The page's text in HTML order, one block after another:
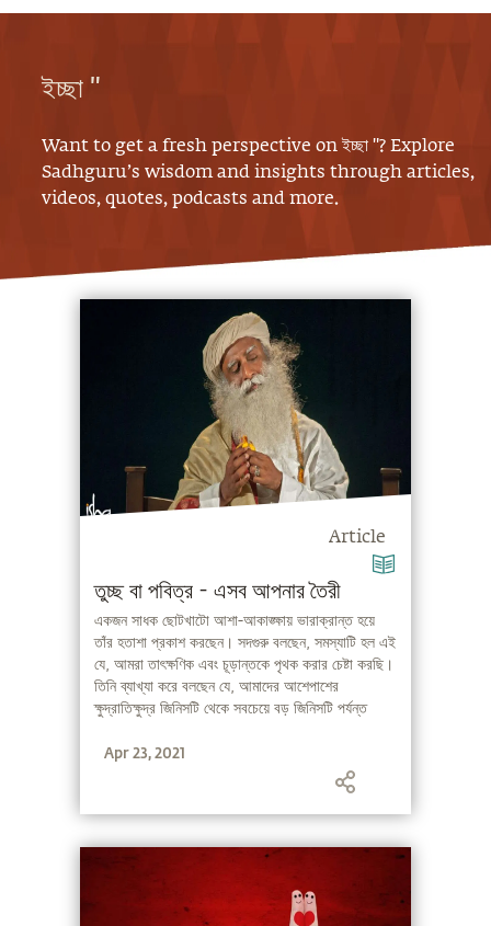
ইচ্ছা "
Want to get a fresh perspective onইচ্ছা "? Explore
Sadhguru’s wisdom and insights through articles,
videos, quotes, podcasts and more.
Article
তুচ্ছ বা পবিত্র - এসব আপনার তৈরী
একজন সাধক ছোটখাটো আশা-আকাঙ্ক্ষায় ভারাক্রান্ত হয়ে
তাঁর হতাশা প্রকাশ করছেন। সদগুরু বলছেন, সমস্যাটি হল এই
যে, আমরা তাৎক্ষণিক এবং চূড়ান্তকে পৃথক করার চেষ্টা করছি।
তিনি ব্যাখ্যা করে বলছেন যে, আমাদের আশেপাশের
ক্ষুদ্রাতিক্ষুদ্র জিনিসটি থেকে সবচেয়ে বড় জিনিসটি পর্যন্ত
Apr 23, 2021